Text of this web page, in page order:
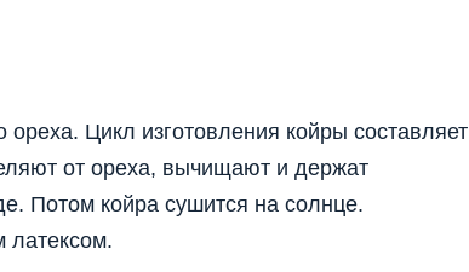
ореха. Цикл изготовления койры составляет
от ореха, вычищают и держат
Потом койра сушится на солнце.
латексом.